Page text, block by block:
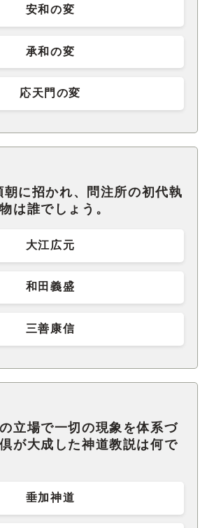
安和の変
承和の変
応天門の変
に招かれ、問注所の初代執
は誰でしょう。
大江広元
和田義盛
三善康信
立場で一切の現象を体系づ
が大成した神道教説は何で
垂加神道